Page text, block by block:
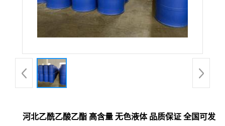
河北乙酰乙酸乙酯 高含量 无色液体 品质保证 全国可发